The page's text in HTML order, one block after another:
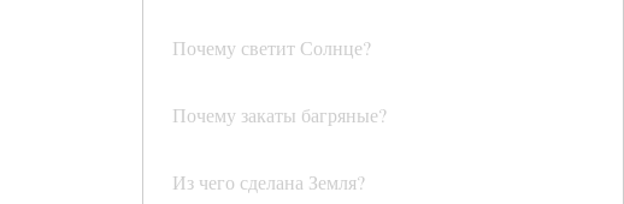
Почему светит Солнце?
Почему закаты багряные?
Из чего сделана Земля?